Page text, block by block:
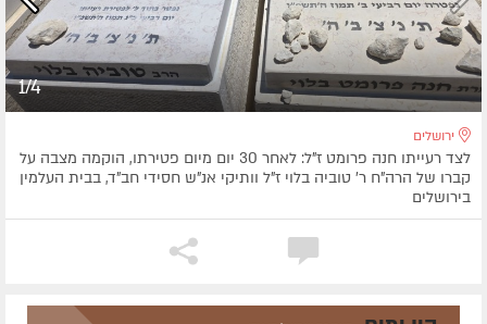
1/4
ירושלים
לצד רעייתו חנה פרומט ז"ל: לאחר 30 יום מיום פטירתו, הוקמה מצבה על
קברו של הרה"ח ר' טוביה בלוי ז"ל וותיקי אנ"ש חסידי חב"ד, בבית העלמין
בירושלים